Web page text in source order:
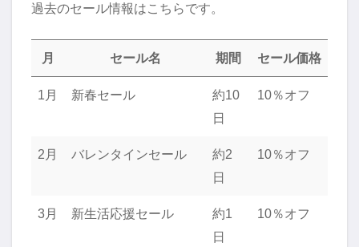
過去のセール情報はこちらです。
月 セール名 期間 セール価格
1月 新春セール
約10
日
10％オフ
2月 バレンタインセール
約2
日
10％オフ
3月 新生活応援セール
約1
日
10％オフ